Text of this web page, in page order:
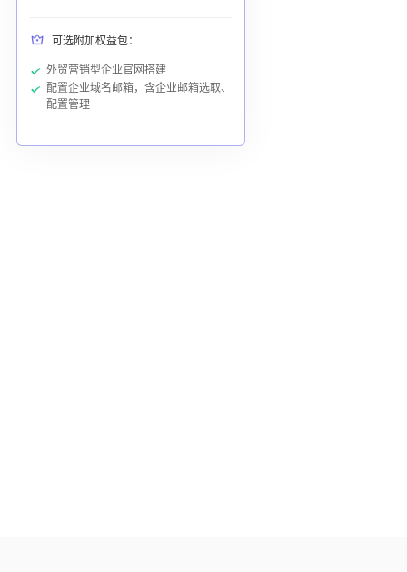
可选附加权益包：
外贸营销型企业官网搭建
配置企业域名邮箱，含企业邮箱选取、
配置管理